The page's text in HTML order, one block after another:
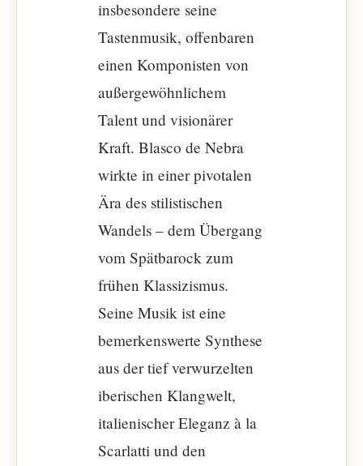
insbesondere seine
Tastenmusik, offenbaren
einen Komponisten von
außergewöhnlichem
Talent und visionärer
Kraft. Blasco de Nebra
wirkte in einer pivotalen
Ära des stilistischen
Wandels – dem Übergang
vom Spätbarock zum
frühen Klassizismus.
Seine Musik ist eine
bemerkenswerte Synthese
aus der tief verwurzelten
iberischen Klangwelt,
italienischer Eleganz à la
Scarlatti und den